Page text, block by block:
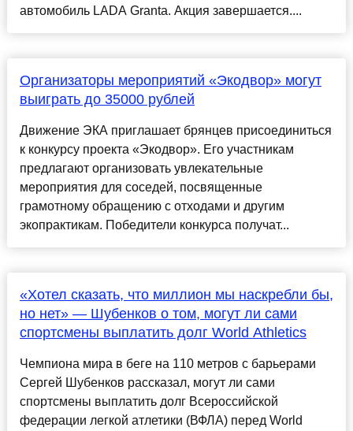
автомобиль LADA Granta. Акция завершается....
Организаторы мероприятий «Экодвор» могут
выиграть до 35000 рублей
Движение ЭКА приглашает брянцев присоединиться
к конкурсу проекта «Экодвор». Его участникам
предлагают организовать увлекательные
мероприятия для соседей, посвященные
грамотному обращению с отходами и другим
экопрактикам. Победители конкурса получат...
«Хотел сказать, что миллион мы наскребли бы,
но нет» — Шубенков о том, могут ли сами
спортсмены выплатить долг World Athletics
Чемпиона мира в беге на 110 метров с барьерами
Сергей Шубенков рассказал, могут ли сами
спортсмены выплатить долг Всероссийской
федерации легкой атлетики (ВФЛА) перед World